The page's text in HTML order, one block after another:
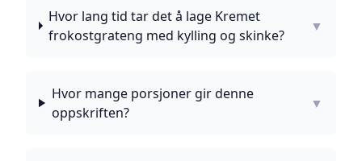
Hvor lang tid tar det å lage Kremet
frokostgrateng med kylling og skinke?
▼
Hvor mange porsjoner gir denne
oppskriften?
▼